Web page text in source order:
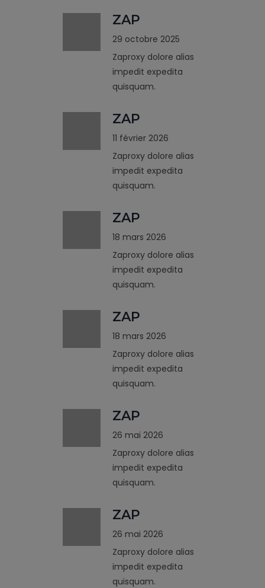
ZAP
29 octobre 2025
Zaproxy dolore alias
impedit expedita
quisquam.
ZAP
11 février 2026
Zaproxy dolore alias
impedit expedita
quisquam.
ZAP
18 mars 2026
Zaproxy dolore alias
impedit expedita
quisquam.
ZAP
18 mars 2026
Zaproxy dolore alias
impedit expedita
quisquam.
ZAP
26 mai 2026
Zaproxy dolore alias
impedit expedita
quisquam.
ZAP
26 mai 2026
Zaproxy dolore alias
impedit expedita
quisquam.